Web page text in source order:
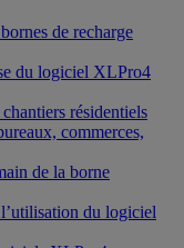
de recharge
du logiciel XLPro4
résidentiels
commerces,
de la borne
du logiciel